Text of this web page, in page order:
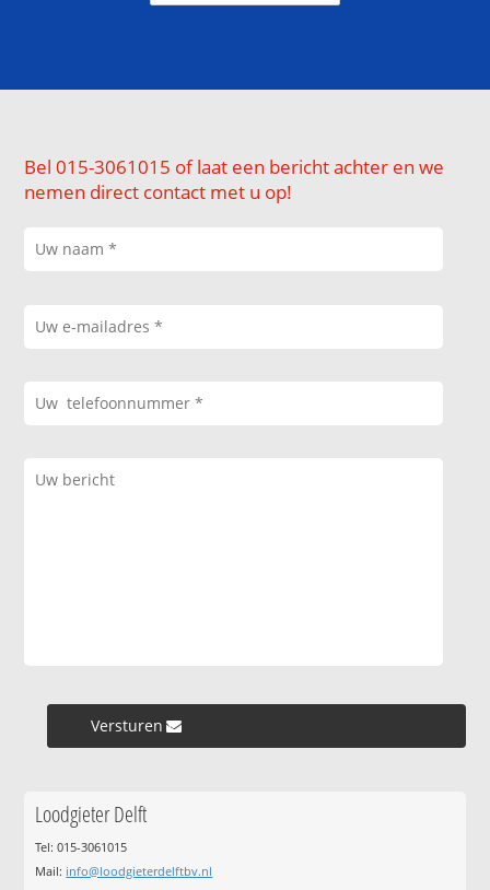
Bel 015-3061015 of laat een bericht achter en we
nemen direct contact met u op!
Versturen »
Loodgieter Delft
Tel: 015-3061015
Mail: info@loodgieterdelftbv.nl